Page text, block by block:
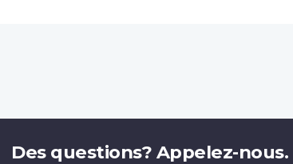
Des questions? Appelez-nous.